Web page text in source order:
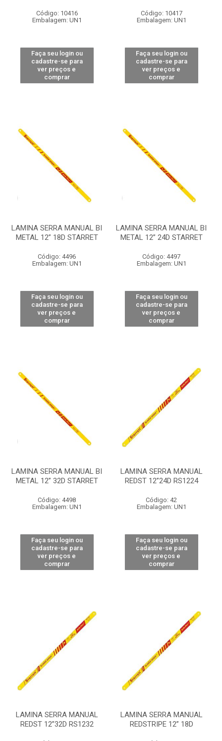
Código: 10416
Embalagem: UN1
Faça seu login ou
cadastre-se para
ver preços e
comprar
Código: 10417
Embalagem: UN1
Faça seu login ou
cadastre-se para
ver preços e
comprar
LAMINA SERRA MANUAL BI
METAL 12” 18D STARRET
Código: 4496
Embalagem: UN1
Faça seu login ou
cadastre-se para
ver preços e
comprar
LAMINA SERRA MANUAL BI
METAL 12” 24D STARRET
Código: 4497
Embalagem: UN1
Faça seu login ou
cadastre-se para
ver preços e
comprar
LAMINA SERRA MANUAL BI
METAL 12” 32D STARRET
Código: 4498
Embalagem: UN1
Faça seu login ou
cadastre-se para
ver preços e
comprar
LAMINA SERRA MANUAL
REDST 12”24D RS1224
Código: 42
Embalagem: UN1
Faça seu login ou
cadastre-se para
ver preços e
comprar
LAMINA SERRA MANUAL
REDST 12”32D RS1232
LAMINA SERRA MANUAL
REDSTRIPE 12” 18D